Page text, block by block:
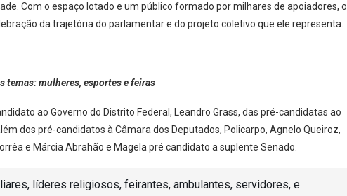
Com o espaço lotado e um público formado por milhares de apoiadores, o
da trajetória do parlamentar e do projeto coletivo que ele representa.
temas: mulheres, esportes e feiras
ao Governo do Distrito Federal, Leandro Grass, das pré-candidatas ao
dos pré-candidatos à Câmara dos Deputados, Policarpo, Agnelo Queiroz,
e Márcia Abrahão e Magela pré candidato a suplente Senado.
líderes religiosos, feirantes, ambulantes, servidores, e